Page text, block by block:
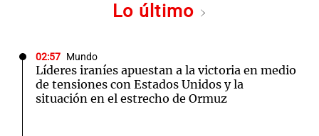
Lo último
02:57 Mundo
Líderes iraníes apuestan a la victoria en medio
de tensiones con Estados Unidos y la
situación en el estrecho de Ormuz